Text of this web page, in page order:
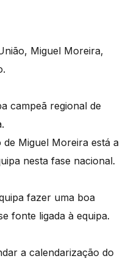
Miguel Moreira,
campeã regional de
de Miguel Moreira está a
nesta fase nacional.
fazer uma boa
fonte ligada à equipa.
a calendarização do